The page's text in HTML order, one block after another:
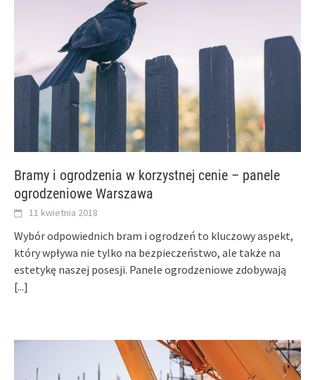
Bramy i ogrodzenia w korzystnej cenie – panele
ogrodzeniowe Warszawa
11 kwietnia 2018
Wybór odpowiednich bram i ogrodzeń to kluczowy aspekt,
który wpływa nie tylko na bezpieczeństwo, ale także na
estetykę naszej posesji. Panele ogrodzeniowe zdobywają
[...]